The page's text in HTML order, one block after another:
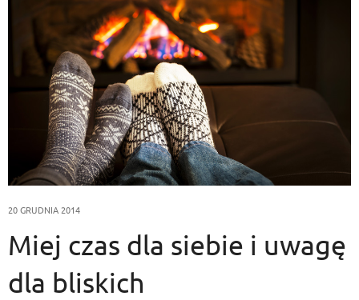
20 GRUDNIA 2014
Miej czas dla siebie i uwagę
dla bliskich